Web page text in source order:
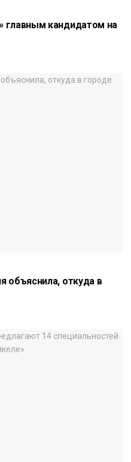
главным кандидатом на
объяснила, откуда в